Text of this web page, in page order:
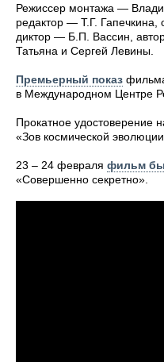
Режиссер монтажа —
редактор — Т.Г.
диктор — Б.П. Вассин,
Татьяна и Сергей Левины.
Премьерный показ
в Международном Центре
Прокатное
«Зов космической
23 – 24 февраля фильм
«Совершенно секретно».